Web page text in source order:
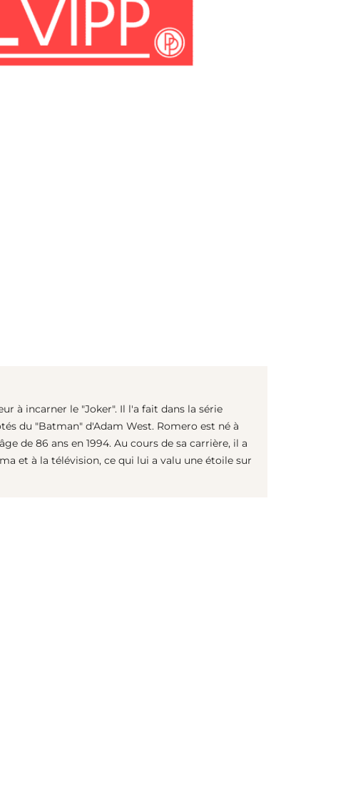
à incarner le "Joker". Il l'a fait dans la série
du "Batman" d'Adam West. Romero est né à
de 86 ans en 1994. Au cours de sa carrière, il a
et à la télévision, ce qui lui a valu une étoile sur